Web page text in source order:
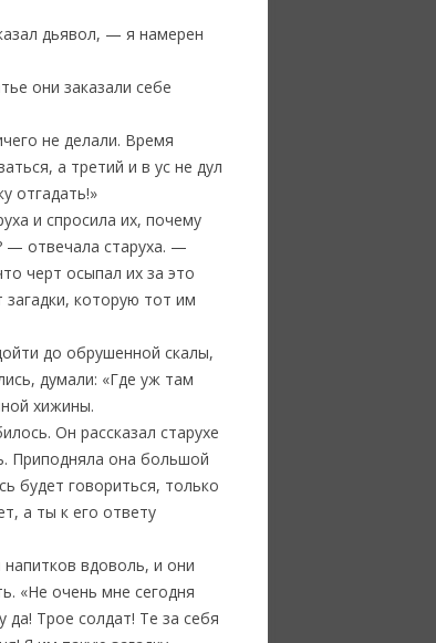
дьявол, — я намерен
они заказали себе
не делали. Время
а третий и в ус не дул
отгадать!»
и спросила их, почему
— отвечала старуха. —
черт осыпал их за это
которую тот им
до обрушенной скалы,
думали: «Где уж там
хижины.
Он рассказал старухе
Приподняла она большой
будет говориться, только
а ты к его ответу
вдоволь, и они
«Не очень мне сегодня
Трое солдат! Те за себя